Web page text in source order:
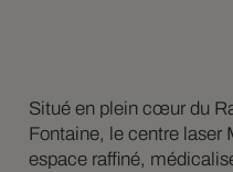
Situé en plein cœur du
Fontaine, le centre laser
espace raffiné,